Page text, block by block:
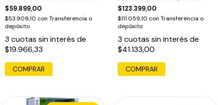
Beige Con Embalaje Adicional
$59.899,00
$53.909,10 con Transferencia o
depósito
3 cuotas sin interés de
$19.966,33
Educando Varios
$123.399,00
$111.059,10 con Transferencia o
depósito
3 cuotas sin interés de
$41.133,00